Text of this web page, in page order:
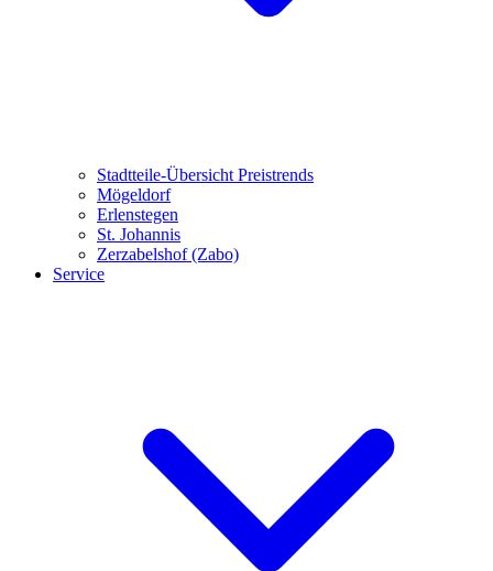
Stadtteile-Übersicht Preistrends
Mögeldorf
Erlenstegen
St. Johannis
Zerzabelshof (Zabo)
Service